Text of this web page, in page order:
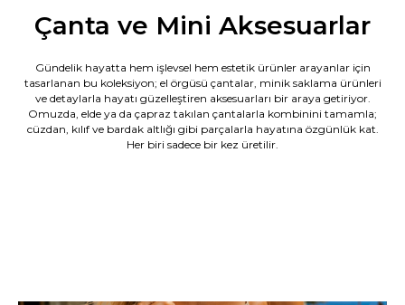
Çanta ve Mini Aksesuarlar
Gündelik hayatta hem işlevsel hem estetik ürünler arayanlar için
tasarlanan bu koleksiyon; el örgüsü çantalar, minik saklama ürünleri
ve detaylarla hayatı güzelleştiren aksesuarları bir araya getiriyor.
Omuzda, elde ya da çapraz takılan çantalarla kombinini tamamla;
cüzdan, kılıf ve bardak altlığı gibi parçalarla hayatına özgünlük kat.
Her biri sadece bir kez üretilir.